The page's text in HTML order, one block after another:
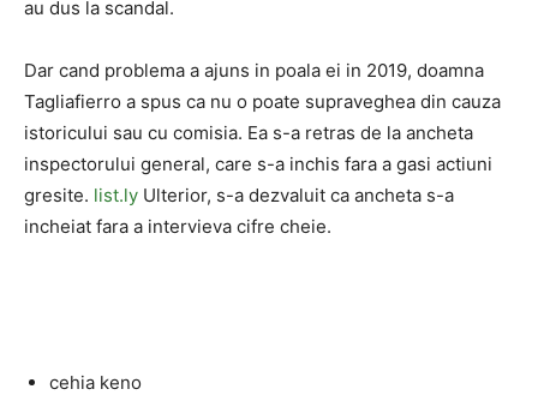
au dus la scandal.
Dar cand problema a ajuns in poala ei in 2019, doamna
Tagliafierro a spus ca nu o poate supraveghea din cauza
istoricului sau cu comisia. Ea s-a retras de la ancheta
inspectorului general, care s-a inchis fara a gasi actiuni
gresite. list.ly Ulterior, s-a dezvaluit ca ancheta s-a
incheiat fara a intervieva cifre cheie.
cehia keno